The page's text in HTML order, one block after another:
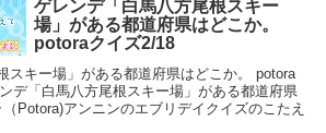
ゲレンデ「白馬八方尾根スキー
場」がある都道府県はどこか。
potoraクイズ2/18
スキー場」がある都道府県はどこか。 potora
デ「白馬八方尾根スキー場」がある都道府県
Potora)アンニンのエブリデイクイズのこたえ